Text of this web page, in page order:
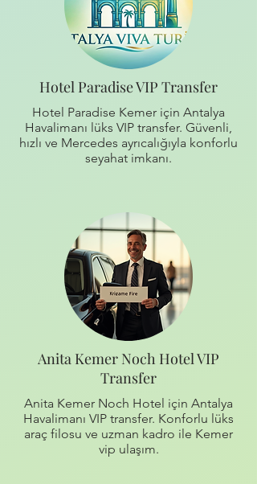
Hotel Paradise VIP Transfer
Hotel Paradise Kemer için Antalya
Havalimanı lüks VIP transfer. Güvenli,
hızlı ve Mercedes ayrıcalığıyla konforlu
seyahat imkanı.
Anita Kemer Noch Hotel VIP
Transfer
Anita Kemer Noch Hotel için Antalya
Havalimanı VIP transfer. Konforlu lüks
araç filosu ve uzman kadro ile Kemer
vip ulaşım.